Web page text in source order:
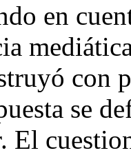
en
con
se
El